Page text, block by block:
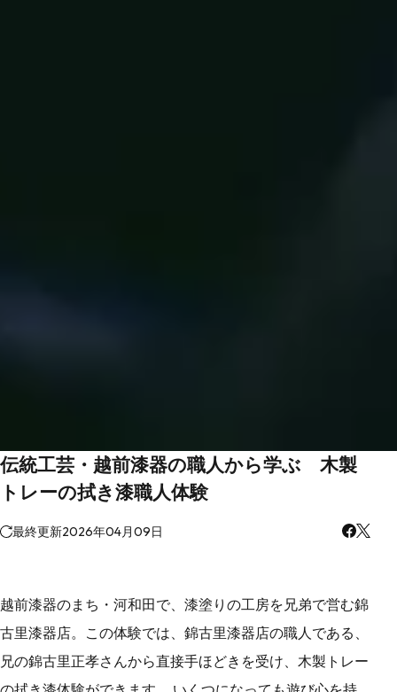
伝統工芸・越前漆器の職人から学ぶ 木製
トレーの拭き漆職人体験
最終更新2026年04月09日
越前漆器のまち・河和田で、漆塗りの工房を兄弟で営む錦
古里漆器店。この体験では、錦古里漆器店の職人である、
兄の錦古里正孝さんから直接手ほどきを受け、木製トレー